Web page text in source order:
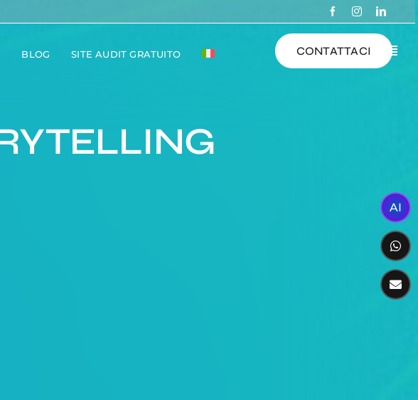
BLOG SITE AUDIT GRATUITO CONTATTACI
AI